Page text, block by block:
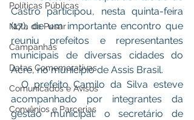
Políticas Públicas
Nota de Pesar
Campanhas
Datas Comemorativas
Comunicados e Avisos
Convênios e Parcerias
Castro participou, nesta quinta-feira
(17), de um importante encontro que
reuniu prefeitos e representantes
municipais de diversas cidades do
Acre, no município de Assis Brasil.
  O prefeito Camilo da Silva esteve
acompanhado por integrantes da
gestão municipal: o secretário de